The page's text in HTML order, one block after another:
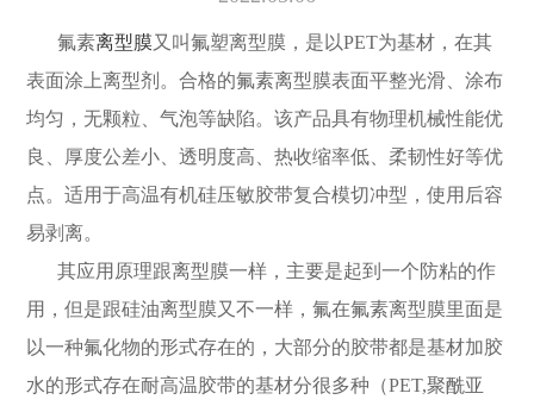
氟素离型膜又叫氟塑离型膜 ，是以PET为基材，在其
表面涂上离型剂。合格的氟素离型膜表面平整光滑、涂布
均匀，无颗粒、气泡等缺陷。该产品具有物理机械性能优
良、厚度公差小、透明度高、热收缩率低、柔韧性好等优
点。适用于高温有机硅压敏胶带复合模切冲型，使用后容
易剥离。
其应用原理跟离型膜一样，主要是起到一个防粘的作
用，但是跟硅油离型膜又不一样，氟在氟素离型膜里面是
以一种氟化物的形式存在的，大部分的胶带都是基材加胶
水的形式存在耐高温胶带的基材分很多种（PET,聚酰亚